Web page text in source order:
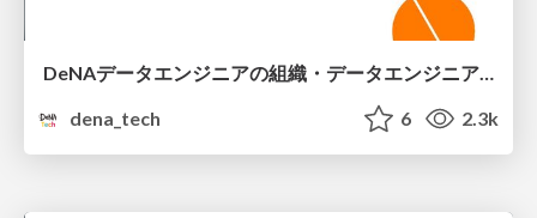
DeNAデータエンジニアの組織・データエンジニアキャリアについて
dena_tech
6 2.3k